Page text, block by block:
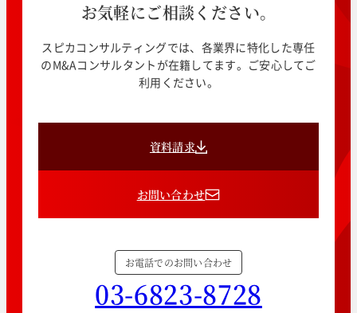
お気軽にご相談ください。
スピカコンサルティングでは、各業界に特化した専任
のM&Aコンサルタントが在籍してます。ご安心してご
利用ください。
資料請求
お問い合わせ
お電話でのお問い合わせ
03-6823-8728